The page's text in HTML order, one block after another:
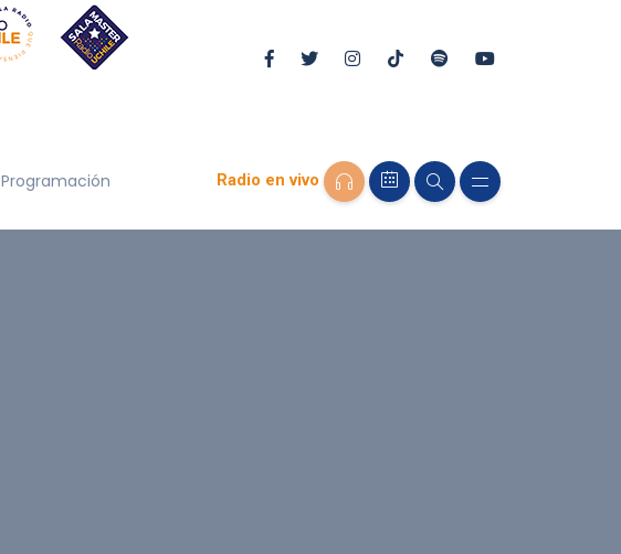
Programación Radio en vivo